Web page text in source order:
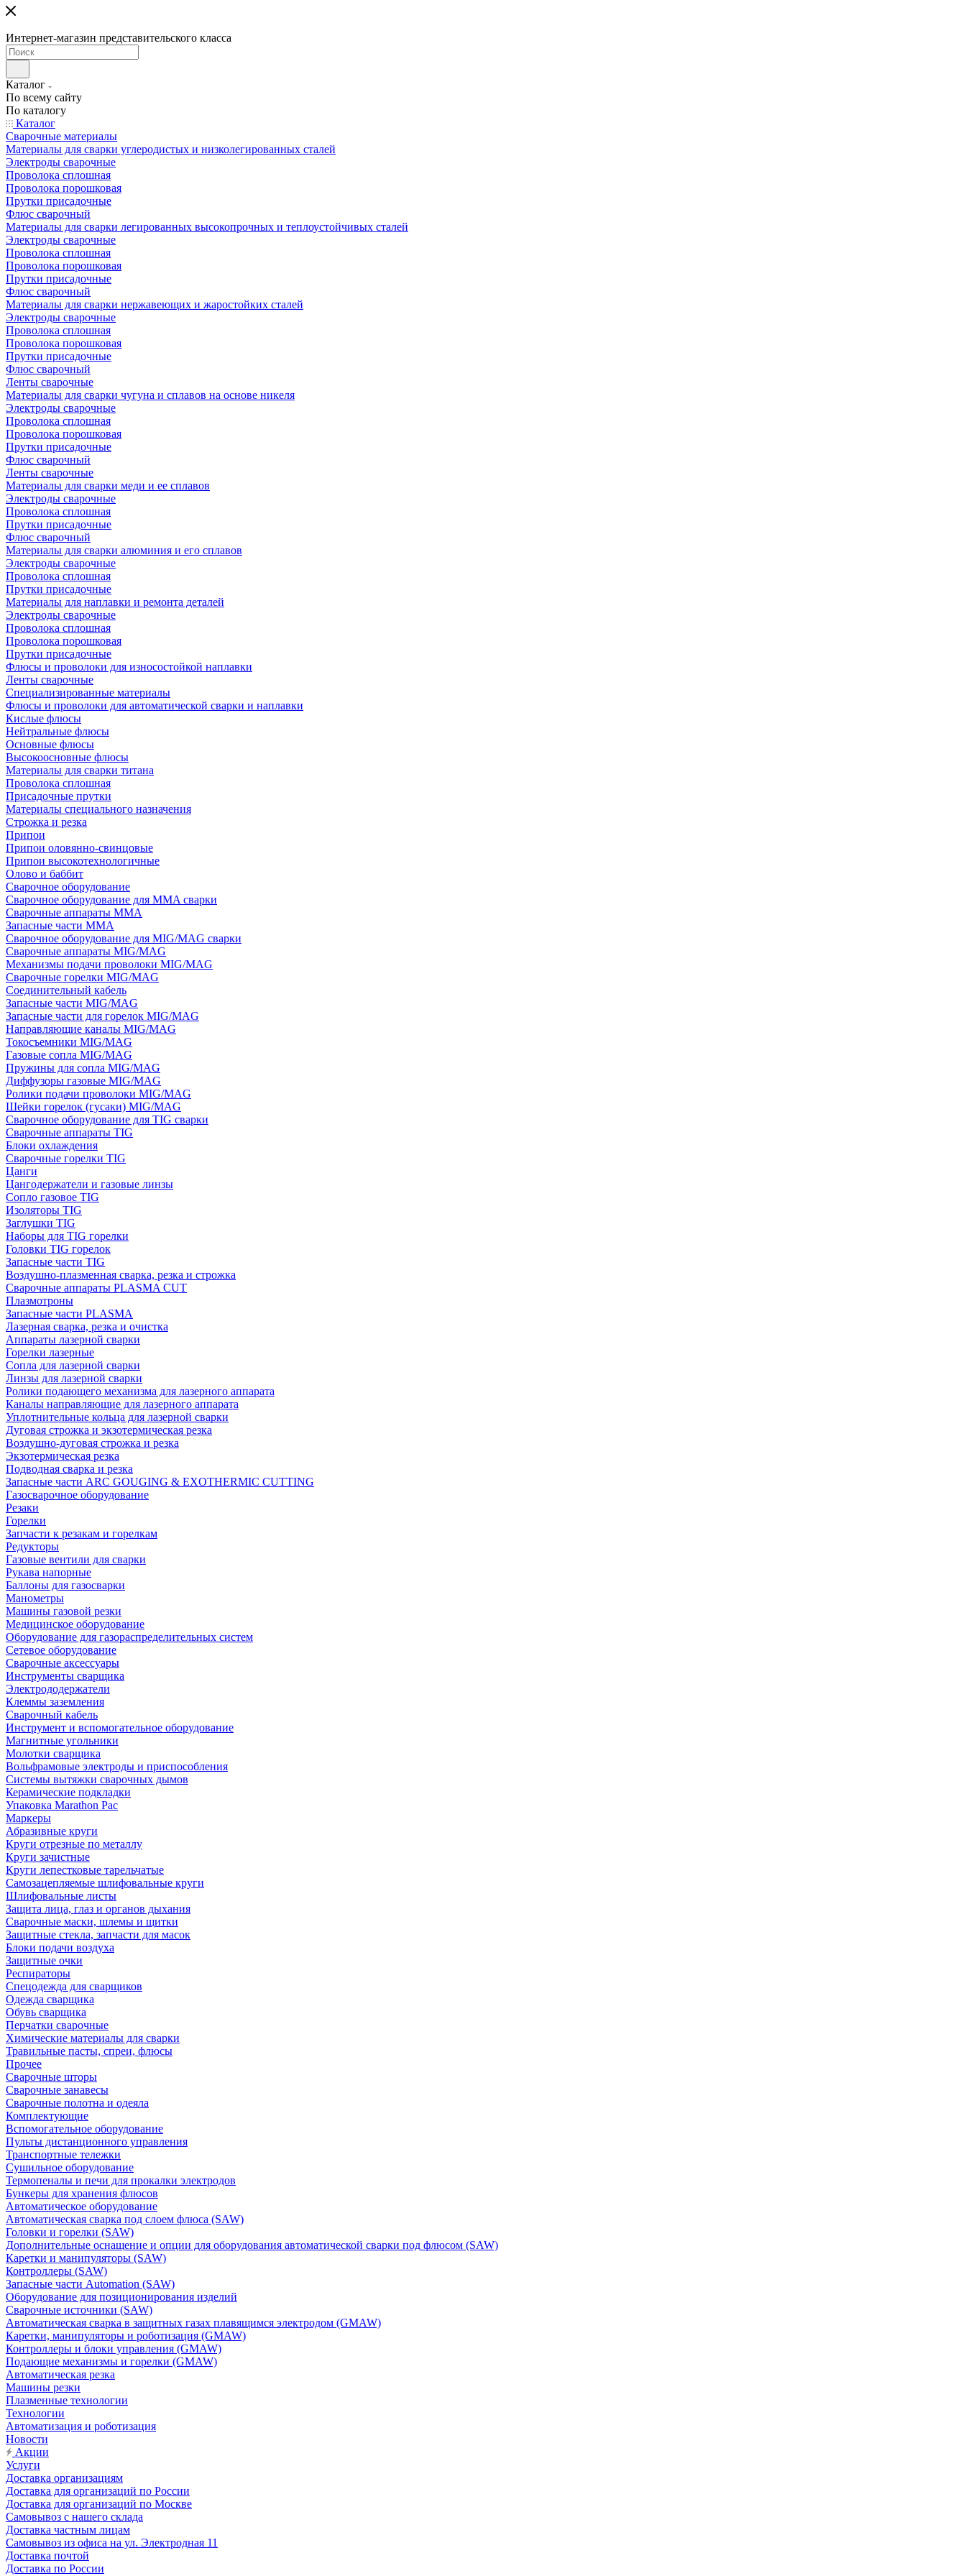
Интернет-магазин представительского класса
Каталог
По всему сайту
По каталогу
Каталог
Сварочные материалы
Материалы для сварки углеродистых и низколегированных сталей
Электроды сварочные
Проволока сплошная
Проволока порошковая
Прутки присадочные
Флюс сварочный
Материалы для сварки легированных высокопрочных и теплоустойчивых сталей
Электроды сварочные
Проволока сплошная
Проволока порошковая
Прутки присадочные
Флюс сварочный
Материалы для сварки нержавеющих и жаростойких сталей
Электроды сварочные
Проволока сплошная
Проволока порошковая
Прутки присадочные
Флюс сварочный
Ленты сварочные
Материалы для сварки чугуна и сплавов на основе никеля
Электроды сварочные
Проволока сплошная
Проволока порошковая
Прутки присадочные
Флюс сварочный
Ленты сварочные
Материалы для сварки меди и ее сплавов
Электроды сварочные
Проволока сплошная
Прутки присадочные
Флюс сварочный
Материалы для сварки алюминия и его сплавов
Электроды сварочные
Проволока сплошная
Прутки присадочные
Материалы для наплавки и ремонта деталей
Электроды сварочные
Проволока сплошная
Проволока порошковая
Прутки присадочные
Флюсы и проволоки для износостойкой наплавки
Ленты сварочные
Специализированные материалы
Флюсы и проволоки для автоматической сварки и наплавки
Кислые флюсы
Нейтральные флюсы
Основные флюсы
Высокоосновные флюсы
Материалы для сварки титана
Проволока сплошная
Присадочные прутки
Материалы специального назначения
Строжка и резка
Припои
Припои оловянно-свинцовые
Припои высокотехнологичные
Олово и баббит
Сварочное оборудование
Сварочное оборудование для MMA сварки
Сварочные аппараты MMA
Запасные части MMA
Сварочное оборудование для MIG/MAG сварки
Сварочные аппараты MIG/MAG
Механизмы подачи проволоки MIG/MAG
Сварочные горелки MIG/MAG
Соединительный кабель
Запасные части MIG/MAG
Запасные части для горелок MIG/MAG
Направляющие каналы MIG/MAG
Токосъемники MIG/MAG
Газовые сопла MIG/MAG
Пружины для сопла MIG/MAG
Диффузоры газовые MIG/MAG
Ролики подачи проволоки MIG/MAG
Шейки горелок (гусаки) MIG/MAG
Сварочное оборудование для TIG сварки
Сварочные аппараты TIG
Блоки охлаждения
Сварочные горелки TIG
Цанги
Цангодержатели и газовые линзы
Сопло газовое TIG
Изоляторы TIG
Заглушки TIG
Наборы для TIG горелки
Головки TIG горелок
Запасные части TIG
Воздушно-плазменная сварка, резка и строжка
Сварочные аппараты PLASMA CUT
Плазмотроны
Запасные части PLASMA
Лазерная сварка, резка и очистка
Аппараты лазерной сварки
Горелки лазерные
Сопла для лазерной сварки
Линзы для лазерной сварки
Ролики подающего механизма для лазерного аппарата
Каналы направляющие для лазерного аппарата
Уплотнительные кольца для лазерной сварки
Дуговая строжка и экзотермическая резка
Воздушно-дуговая строжка и резка
Экзотермическая резка
Подводная сварка и резка
Запасные части ARC GOUGING & EXOTHERMIC CUTTING
Газосварочное оборудование
Резаки
Горелки
Запчасти к резакам и горелкам
Редукторы
Газовые вентили для сварки
Рукава напорные
Баллоны для газосварки
Манометры
Машины газовой резки
Медицинское оборудование
Оборудование для газораспределительных систем
Сетевое оборудование
Сварочные аксессуары
Инструменты сварщика
Электрододержатели
Клеммы заземления
Сварочный кабель
Инструмент и вспомогательное оборудование
Магнитные угольники
Молотки сварщика
Вольфрамовые электроды и приспособления
Системы вытяжки сварочных дымов
Керамические подкладки
Упаковка Marathon Pac
Маркеры
Абразивные круги
Круги отрезные по металлу
Круги зачистные
Круги лепестковые тарельчатые
Самозацепляемые шлифовальные круги
Шлифовальные листы
Защита лица, глаз и органов дыхания
Сварочные маски, шлемы и щитки
Защитные стекла, запчасти для масок
Блоки подачи воздуха
Защитные очки
Респираторы
Спецодежда для сварщиков
Одежда сварщика
Обувь сварщика
Перчатки сварочные
Химические материалы для сварки
Травильные пасты, спреи, флюсы
Прочее
Сварочные шторы
Сварочные занавесы
Сварочные полотна и одеяла
Комплектующие
Вспомогательное оборудование
Пульты дистанционного управления
Транспортные тележки
Сушильное оборудование
Термопеналы и печи для прокалки электродов
Бункеры для хранения флюсов
Автоматическое оборудование
Автоматическая сварка под слоем флюса (SAW)
Головки и горелки (SAW)
Дополнительные оснащение и опции для оборудования автоматической сварки под флюсом (SAW)
Каретки и манипуляторы (SAW)
Контроллеры (SAW)
Запасные части Automation (SAW)
Оборудование для позиционирования изделий
Сварочные источники (SAW)
Автоматическая сварка в защитных газах плавящимся электродом (GMAW)
Каретки, манипуляторы и роботизация (GMAW)
Контроллеры и блоки управления (GMAW)
Подающие механизмы и горелки (GMAW)
Автоматическая резка
Машины резки
Плазменные технологии
Технологии
Автоматизация и роботизация
Новости
Акции
Услуги
Доставка организациям
Доставка для организаций по России
Доставка для организаций по Москве
Самовывоз с нашего склада
Доставка частным лицам
Самовывоз из офиса на ул. Электродная 11
Доставка почтой
Доставка по России